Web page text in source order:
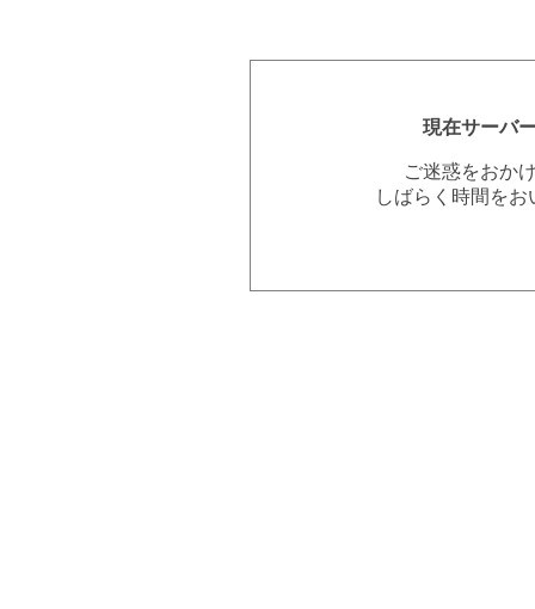
現在サーバ
ご迷惑をおか
しばらく時間を